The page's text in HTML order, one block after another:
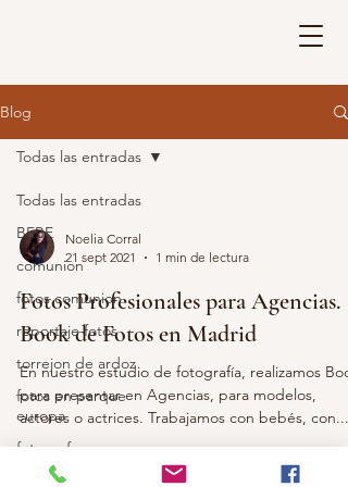
Blog
Todas las entradas
BEBE
comunion
fotos comunion
reportaje fotos
torrejon de ardoz
fotos en parque
europa
fotografo parque
europa
Todas las entradas
Noelia Corral
21 sept 2021
1 min de lectura
Fotos Profesionales para Agencias.
Book de Fotos en Madrid
En nuestro estudio de fotografía, realizamos
para presentar en Agencias, para modelos,
actores o actrices. Trabajamos con bebés, con...